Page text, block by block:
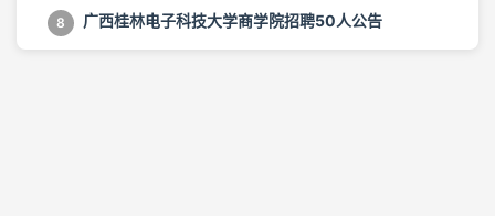
8 广西桂林电子科技大学商学院招聘50人公告